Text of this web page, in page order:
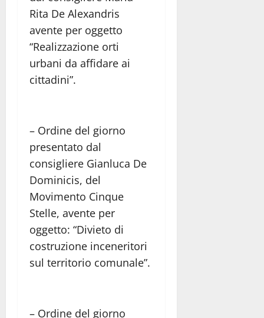
Rita De Alexandris
avente per oggetto
“Realizzazione orti
urbani da affidare ai
cittadini”.
– Ordine del giorno
presentato dal
consigliere Gianluca De
Dominicis, del
Movimento Cinque
Stelle, avente per
oggetto: “Divieto di
costruzione inceneritori
sul territorio comunale”.
– Ordine del giorno